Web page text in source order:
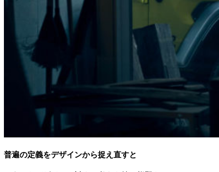
普遍の定義をデザインから捉え直すと